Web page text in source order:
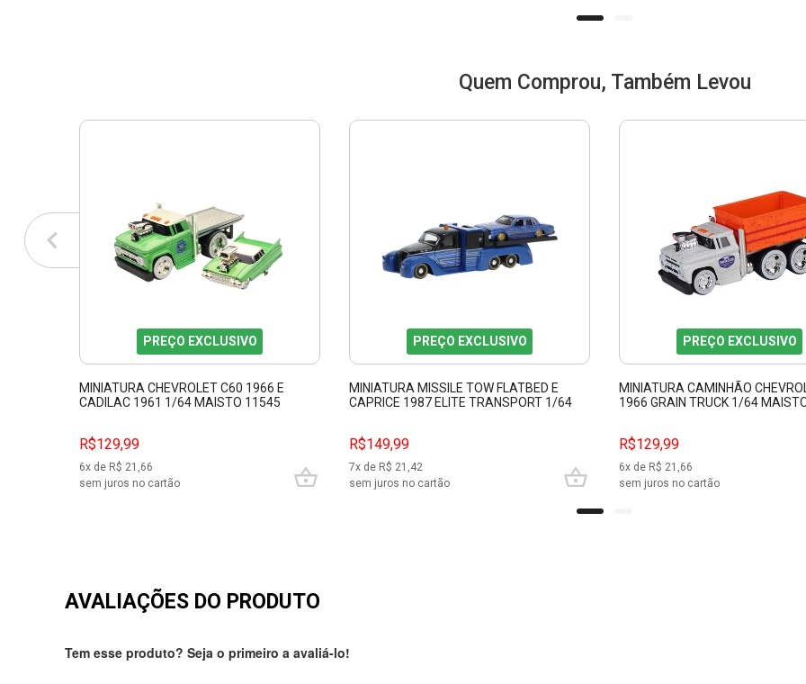
Quem Comprou, Também Levou
PREÇO EXCLUSIVO
MINIATURA CHEVROLET C60 1966 E
CADILAC 1961 1/64 MAISTO 11545
R$129,99
6x de R$ 21,66
sem juros no cartão
PREÇO EXCLUSIVO
MINIATURA MISSILE TOW FLATBED E
CAPRICE 1987 ELITE TRANSPORT 1/64
R$149,99
7x de R$ 21,42
sem juros no cartão
PREÇO EXCLUSIVO
MINIATURA CAMINHÃO
1966 GRAIN TRUCK 1/64
R$129,99
6x de R$ 21,66
sem juros no cartão
AVALIAÇÕES DO PRODUTO
Tem esse produto? Seja o primeiro a avaliá-lo!